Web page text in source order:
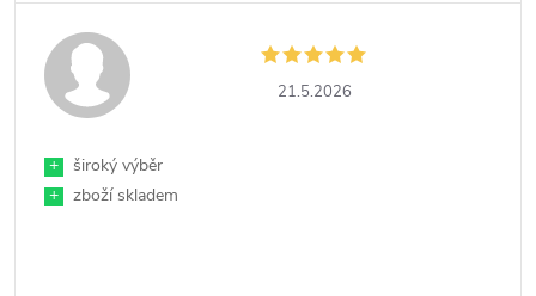
21.5.2026
+
široký výběr
+
zboží skladem